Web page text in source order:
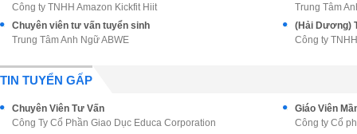
Công ty TNHH Amazon Kickfit Hiit
Trung Tâm
Chuyên viên tư vấn tuyển sinh
Trung Tâm Anh Ngữ ABWE
(Hải Dương)
Công ty
TIN TUYỂN GẤP
Chuyên Viên Tư Vấn
Công Ty Cổ Phần Giao Dục Educa Corporation
Giáo Viên
Công ty Cổ